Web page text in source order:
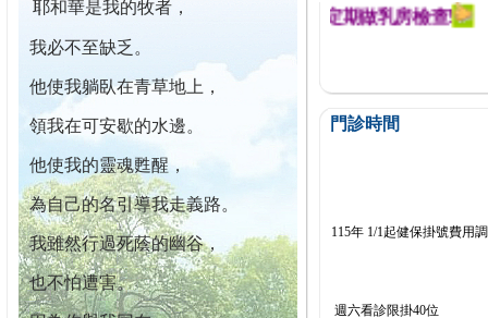
耶和華是我的牧者，
我必不至缺乏。
他使我躺臥在青草地上，
領我在可安歇的水邊。
他使我的靈魂甦醒，
為自己的名引導我走義路。
我雖然行過死蔭的幽谷，
也不怕遭害。
迄今已篩檢出1700位乳癌患者,提醒您定期做乳房檢查!
門診時間
115年 1/1起健保掛號費用
週六看診限掛40位